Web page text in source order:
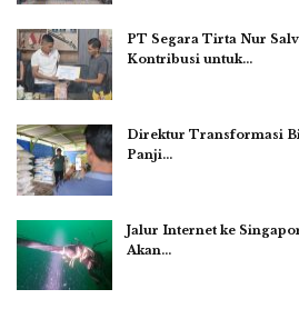
PT Segara Tirta Nur
Kontribusi untuk…
Direktur Transformasi
Panji…
Jalur Internet ke
Akan…